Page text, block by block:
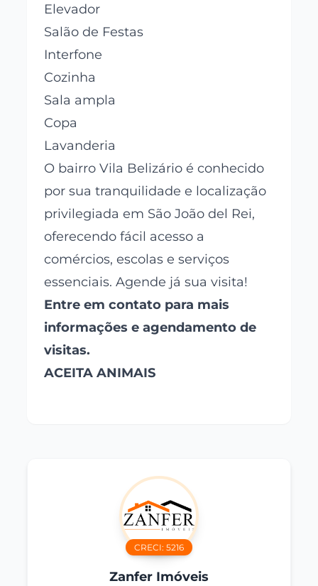
Elevador
Salão de Festas
Interfone
Cozinha
Sala ampla
Copa
Lavanderia
O bairro Vila Belizário é conhecido
por sua tranquilidade e localização
privilegiada em São João del Rei,
oferecendo fácil acesso a
comércios, escolas e serviços
essenciais. Agende já sua visita!
Entre em contato para mais
informações e agendamento de
visitas.
ACEITA ANIMAIS
CRECI: 5216
Zanfer Imóveis